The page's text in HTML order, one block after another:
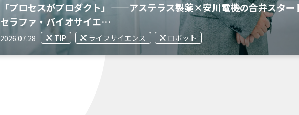
「プロセスがプロダクト」——アステラス製薬×安川電機の合弁スター
セラファ・バイオサイエ…
2026.07.28 TIP ライフサイエンス ロボット